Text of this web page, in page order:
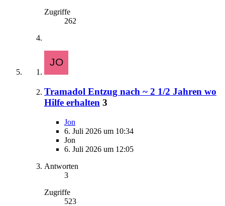
Zugriffe
262
Tramadol Entzug nach ~ 2 1/2 Jahren wo
Hilfe erhalten 3
Jon
6. Juli 2026 um 10:34
Jon
6. Juli 2026 um 12:05
Antworten
3
Zugriffe
523